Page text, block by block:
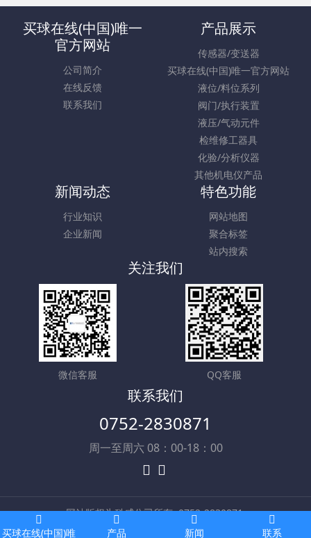
买球在线(中国)唯一
官方网站
公司简介
在线反馈
联系我们
产品展示
传感器/变送器
买球在线(中国)唯一官方网站
液位/料位系列
阀门/执行装置
液压/气动元件
检维修工器具
化验/分析仪器
其他机电仪产品
新闻动态
行业知识
企业新闻
特色功能
网站地图
聚合标签
站内搜索
关注我们
微信客服 QQ客服
联系我们
0752-2830871
周一至周六 08：00-18：00
网站版权为科威公司所有 0752-2830871
技术支持：
米拓建站 7.5.0
买球在线(中国)唯 产品 新闻 联系